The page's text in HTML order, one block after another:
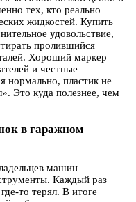
тех, кто реально
жидкостей. Купить
удовольствие,
пролившийся
Хороший маркер
и честные
нормально, пластик не
Это куда полезнее, чем
в гаражном
машин
Каждый раз
то терял. В итоге